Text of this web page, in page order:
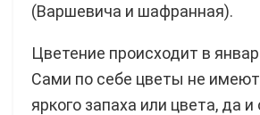
(Варшевича и шафранная).
Цветение происходит в
Сами по себе цветы не имеют
яркого запаха или цвета, да и